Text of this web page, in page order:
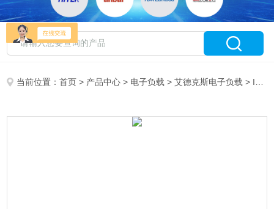
当前位置：首页 > 产品中心 > 电子负载 >艾德克斯电子负载 > IT8514C艾德克斯直流电子负载